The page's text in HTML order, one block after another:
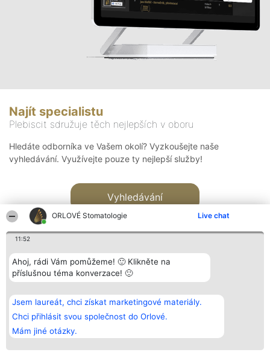
ORLOVÉ Stomatologie Live chat
11:52
Ahoj, rádi Vám pomůžeme! 🙂 Klikněte na
příslušnou téma konverzace! 🙂
Jsem laureát, chci získat marketingové materiály.
Chci přihlásit svou společnost do Orlové.
Mám jiné otázky.
Najít specialistu
Plebiscit sdružuje těch nejlepších v oboru
Hledáte odborníka ve Vašem okolí? Vyzkoušejte naše
vyhledávání. Využívejte pouze ty nejlepší služby!
Vyhledávání
Bright Side Solutions sp. z o.
o. sp. k.
ul. Ruska 22
Wrocław 50-079
KRS 0000749100 | Regon
381313360 | NIP 8943132676
Vítězové
Seznam všech
laureátů
Zásady
Zásady
Kontakt